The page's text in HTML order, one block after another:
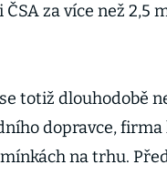
za více než 2,5
totiž dlouhodobě
dopravce, firma
na trhu.